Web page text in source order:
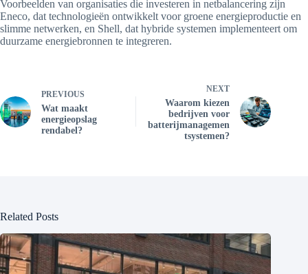
Voorbeelden van organisaties die investeren in netbalancering zijn
Eneco, dat technologieën ontwikkelt voor groene energieproductie en
slimme netwerken, en Shell, dat hybride systemen implementeert om
duurzame energiebronnen te integreren.
PREVIOUS
Wat maakt
energieopslag
rendabel?
NEXT
Waarom kiezen
bedrijven voor
batterijmanagemen
tsystemen?
Related Posts